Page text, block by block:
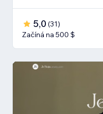
5,0 (31)
Začíná na 500 $